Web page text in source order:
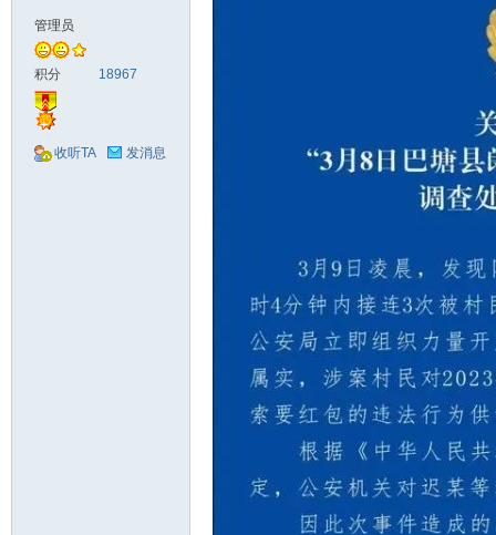
管理员
积分 18967
收听TA 发消息